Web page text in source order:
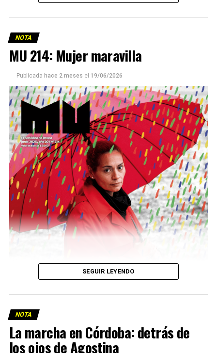
Este número 215 de MU ☝️viene con doble tapa, que
podría ser una frase:
Sin chamuyo, a remarla.
Descargar la Mu en PDF
NOTA
MU 214: Mujer maravilla
Publicada hace 2 meses el 19/06/2026
SEGUIR LEYENDO
NOTA
La marcha en Córdoba: detrás de
los ojos de Agostina